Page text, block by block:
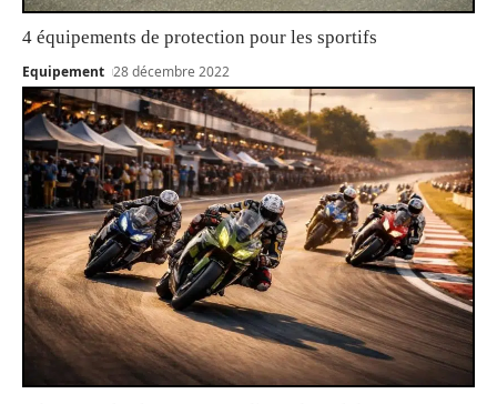
4 équipements de protection pour les sportifs
Equipement 28 décembre 2022